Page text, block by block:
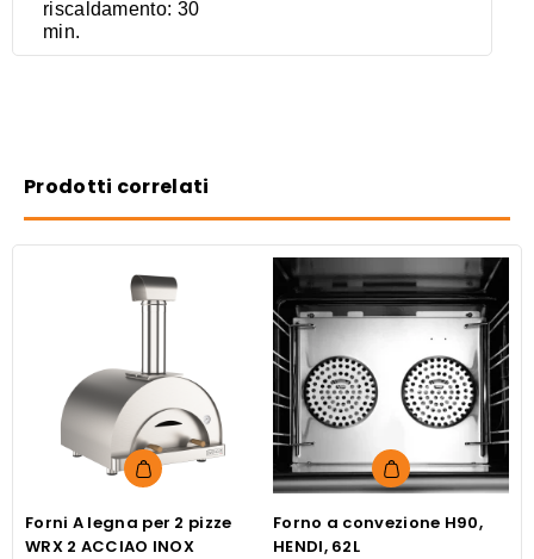
riscaldamento: 30
min.
Prodotti correlati
Forni A legna per 2 pizze
WRX 2 ACCIAO INOX
Forno a convezione H90,
HENDI, 62L